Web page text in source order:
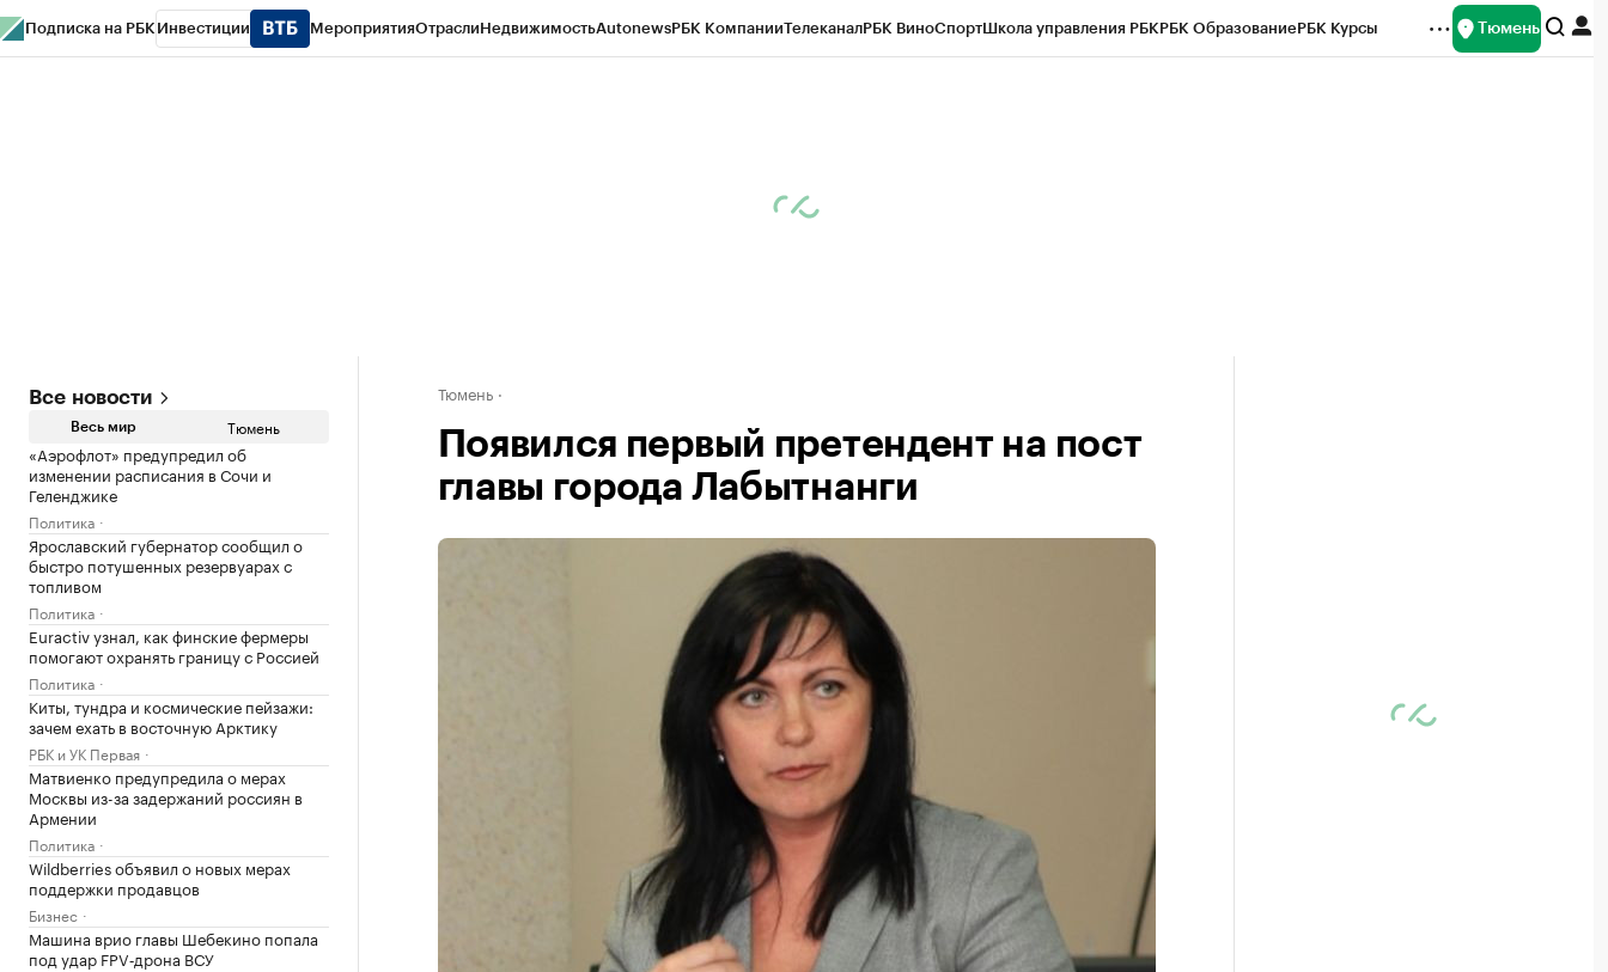
Подписка на РБК Инвестиции МероприятияОтраслиНедвижимостьAutonewsРБК КомпанииТелеканалРБК ВиноСпортШкола управления РБКРБК ОбразованиеРБК Курсы Тюмень
Все новости
Весь мир Тюмень
«Аэрофлот» предупредил об
изменении расписания в Сочи и
Геленджике
Политика
Ярославский губернатор сообщил о
быстро потушенных резервуарах с
топливом
Политика
Euractiv узнал, как финские фермеры
помогают охранять границу с Россией
Политика
Киты, тундра и космические пейзажи:
зачем ехать в восточную Арктику
РБК и УК Первая
Матвиенко предупредила о мерах
Москвы из-за задержаний россиян в
Армении
Политика
Wildberries объявил о новых мерах
поддержки продавцов
Бизнес
Машина врио главы Шебекино попала
под удар FPV‑дрона ВСУ
Тюмень
Появился первый претендент на пост
главы города Лабытнанги